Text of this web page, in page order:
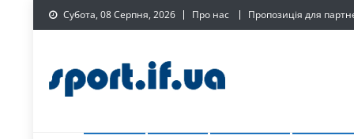
Skip
to
Субота, 08 Серпня, 2026 Про нас Пропозиція для
SPORT.IF.UA –